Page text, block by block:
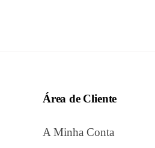
Área de Cliente
A Minha Conta